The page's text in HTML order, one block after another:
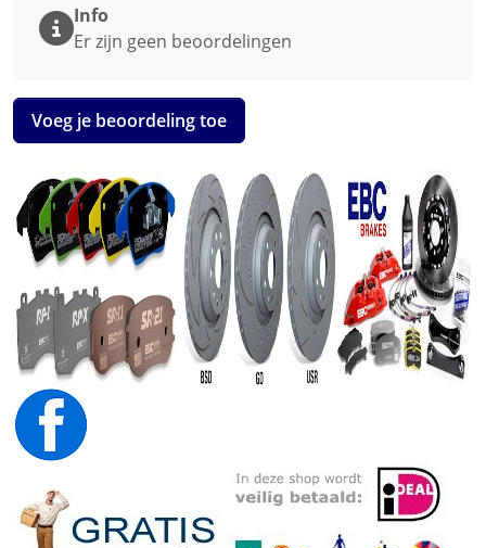
Info
Er zijn geen beoordelingen
Voeg je beoordeling toe